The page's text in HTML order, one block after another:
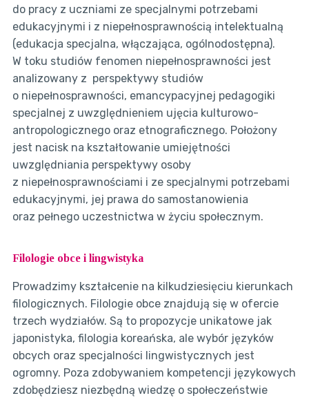
do pracy z uczniami ze specjalnymi potrzebami
edukacyjnymi i z niepełnosprawnością intelektualną
(edukacja specjalna, włączająca, ogólnodostępna).
W toku studiów fenomen niepełnosprawności jest
analizowany z perspektywy studiów
o niepełnosprawności, emancypacyjnej pedagogiki
specjalnej z uwzględnieniem ujęcia kulturowo-
antropologicznego oraz etnograficznego. Położony
jest nacisk na kształtowanie umiejętności
uwzględniania perspektywy osoby
z niepełnosprawnościami i ze specjalnymi potrzebami
edukacyjnymi, jej prawa do samostanowienia
oraz pełnego uczestnictwa w życiu społecznym.
Filologie obce i lingwistyka
Prowadzimy kształcenie na kilkudziesięciu kierunkach
filologicznych. Filologie obce znajdują się w ofercie
trzech wydziałów. Są to propozycje unikatowe jak
japonistyka, filologia koreańska, ale wybór języków
obcych oraz specjalności lingwistycznych jest
ogromny. Poza zdobywaniem kompetencji językowych
zdobędziesz niezbędną wiedzę o społeczeństwie